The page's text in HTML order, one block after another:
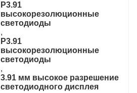
P3.91
высокорезолюционные
светодиоды
,
P3.91
высокорезолюционные
светодиоды
,
3.91 мм высокое разрешение
светодиодного дисплея